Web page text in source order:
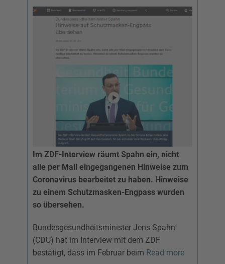
Im ZDF-Interview räumt Spahn ein, nicht
alle per Mail eingegangenen Hinweise zum
Coronavirus bearbeitet zu haben. Hinweise
zu einem Schutzmasken-Engpass wurden
so übersehen.
Bundesgesundheitsminister Jens Spahn
(CDU) hat im Interview mit dem ZDF
bestätigt, dass im Februar beim Read more